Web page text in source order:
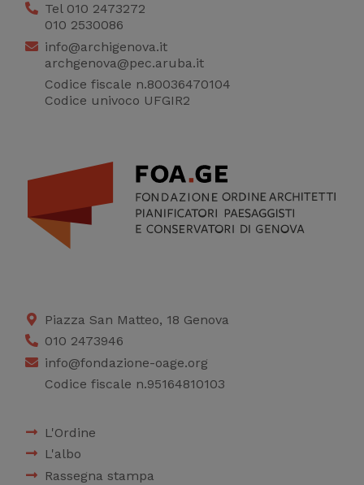
Tel 010 2473272
010 2530086
info@archigenova.it
archgenova@pec.aruba.it
Codice fiscale n.80036470104
Codice univoco UFGIR2
Piazza San Matteo, 18 Genova
010 2473946
info@fondazione-oage.org
Codice fiscale n.95164810103
L'Ordine
L'albo
Rassegna stampa